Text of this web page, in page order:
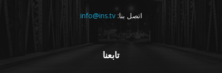
اتصل بنا:info@ins.tv
تابعنا